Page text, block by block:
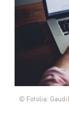
© Fotolia: